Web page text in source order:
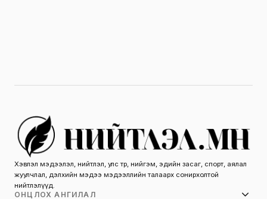
Хэвлэл мэдээлэл, нийтлэл, улс төр, нийгэм, эдийн засаг, спорт, аялал
жуулчлал, дэлхийн мэдээ мэдээллийн талаарх сонирхолтой
нийтлэлүүд.
ОНЦЛОХ АНГИЛАЛ